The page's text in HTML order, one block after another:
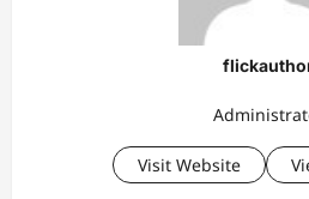
Visit Website